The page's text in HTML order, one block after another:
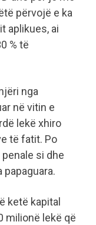
përvojë e ka
aplikues, ai
% të
nga
në vitin e
lekë xhiro
të fatit. Po
si dhe
ketë kapital
milionë lekë që